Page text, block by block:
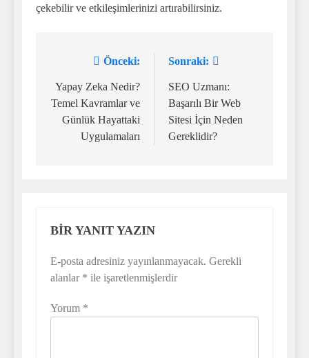
çekebilir ve etkileşimlerinizi artırabilirsiniz.
gezinmesi
Önceki:
Yapay Zeka Nedir?
Temel Kavramlar ve
Günlük Hayattaki
Uygulamaları
Sonraki:
SEO Uzmanı:
Başarılı Bir Web
Sitesi İçin Neden
Gereklidir?
BIR YANIT YAZIN
E-posta adresiniz yayınlanmayacak. Gerekli
alanlar * ile işaretlenmişlerdir
Yorum *